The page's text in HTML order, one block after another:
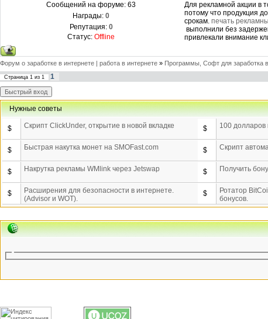
Сообщений на форуме: 63
Награды: 0
Репутация: 0
Статус: Offline
Для рекламной акции в
потому что продукция
срокам. печать
выполнили без
привлекали внимание
Форум о заработке в интернете | работа в интернете » Программы, Софт для заработка
Страница 1 из 1
1
Нужные советы
$ Скрипт ClickUnder, открытие в новой вкладке $ 100 долларов
$ Быстрая накутка монет на SMOFast.com $ Скрипт
$ Накрутка рекламы WMlink через Jetswap $ Получить
$
Расширения для безопасности в интернете.
(Advisor и WOT).
$
Ротатор
бонусов.